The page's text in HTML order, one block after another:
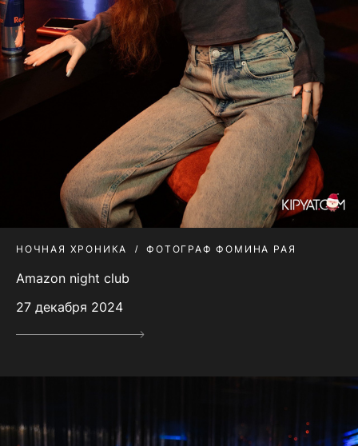
НОЧНАЯ ХРОНИКА ФОТОГРАФ ФОМИНА РАЯ
Amazon night club
27 декабря 2024